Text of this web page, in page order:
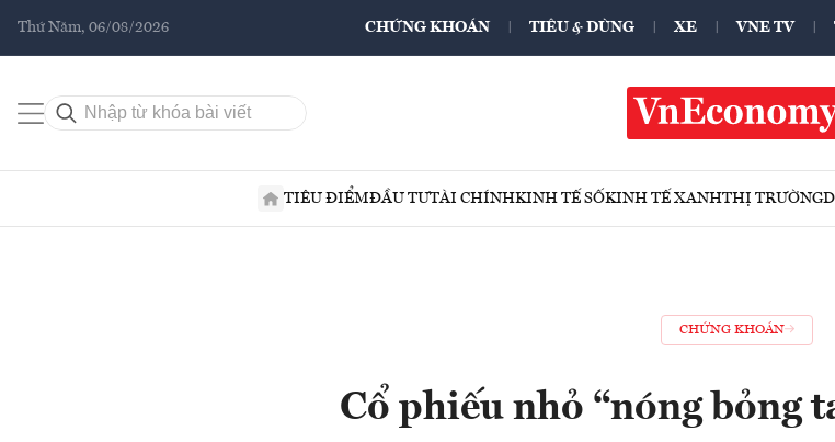
Thứ Năm, 06/08/2026 CHỨNG KHOÁN TIÊU & DÙNG XE VNE TV
TIÊU ĐIỂMĐẦU TƯTÀI CHÍNHKINH TẾ SỐKINH TẾ XANHTHỊ TRƯỜNG
CHỨNG KHOÁN
Cổ phiếu nhỏ “nóng bỏng